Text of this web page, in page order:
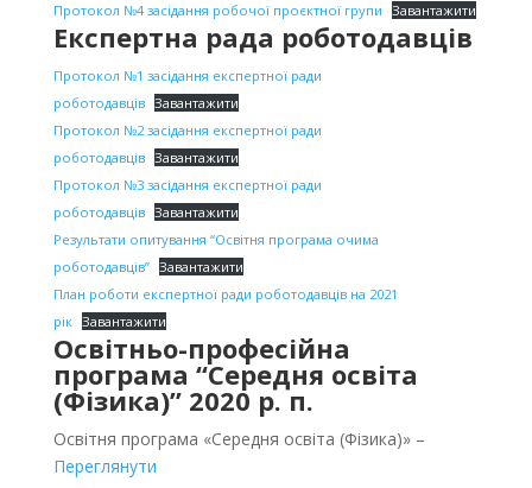
Протокол №4 засідання робочої проєктної групи
Завантажити
Експертна рада роботодавців
Протокол №1 засідання експертної ради
роботодавців Завантажити
Протокол №2 засідання експертної ради
роботодавців Завантажити
Протокол №3 засідання експертної ради
роботодавців Завантажити
Результати опитування “Освітня програма очима
роботодавців” Завантажити
План роботи експертної ради роботодавців на 2021
рік Завантажити
Освітньо-професійна
програма “Середня освіта
(Фізика)” 2020 р. п.
Освітня програма «Середня освіта (Фізика)» –
Переглянути